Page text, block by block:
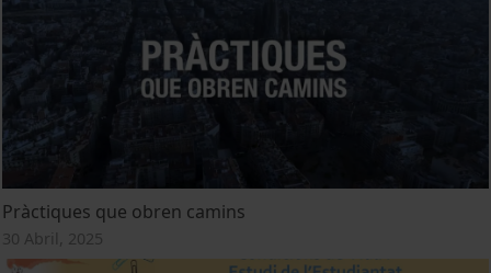
Pràctiques que obren camins
30 Abril, 2025